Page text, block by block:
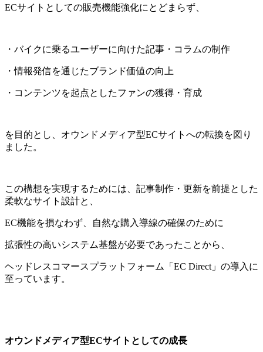
ECサイトとしての販売機能強化にとどまらず、
・バイクに乗るユーザーに向けた記事・コラムの制作
・情報発信を通じたブランド価値の向上
・コンテンツを起点としたファンの獲得・育成
を目的とし、オウンドメディア型ECサイトへの転換を図り
ました。
この構想を実現するためには、記事制作・更新を前提とした
柔軟なサイト設計と、
EC機能を損なわず、自然な購入導線の確保のために
拡張性の高いシステム基盤が必要であったことから、
ヘッドレスコマースプラットフォーム「 EC Direct 」の導入に
至っています。
オウンドメディア型ECサイトとしての成長